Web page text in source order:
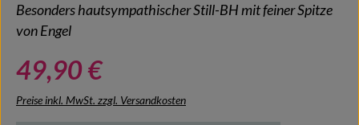
Besonders hautsympathischer Still-BH mit feiner Spitze
von Engel
49,90 €
Preise inkl. MwSt. zzgl. Versandkosten